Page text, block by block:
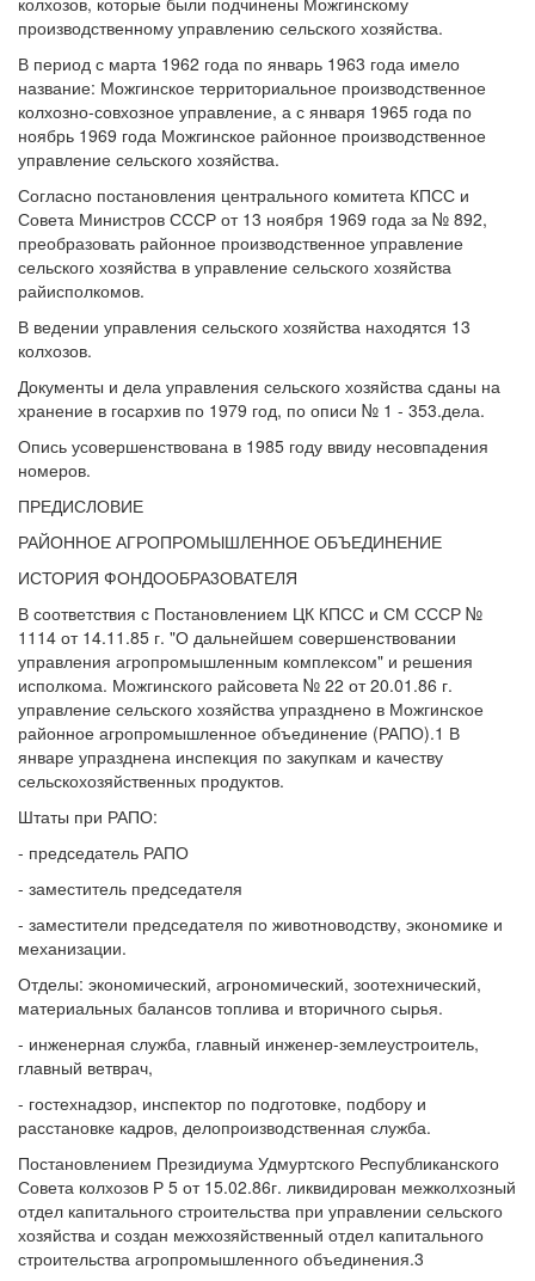
производственному управлению сельского хозяйства.
В период с марта 1962 года по январь 1963 года имело
название: Можгинское территориальное производственное
колхозно-совхозное управление, а с января 1965 года по
ноябрь 1969 года Можгинское районное производственное
управление сельского хозяйства.
Согласно постановления центрального комитета КПСС и
Совета Министров СССР от 13 ноября 1969 года за № 892,
преобразовать районное производственное управление
сельского хозяйства в управление сельского хозяйства
райисполкомов.
В ведении управления сельского хозяйства находятся 13
колхозов.
Документы и дела управления сельского хозяйства сданы на
хранение в госархив по 1979 год, по описи № 1 - 353.дела.
Опись усовершенствована в 1985 году ввиду несовпадения
номеров.
ПРЕДИСЛОВИЕ
РАЙОННОЕ АГРОПРОМЫШЛЕННОЕ ОБЪЕДИНЕНИЕ
ИСТОРИЯ ФОНДООБРА3ОВАТЕЛЯ
В соответствия с Постановлением ЦК КПСС и СМ СССР №
1114 от 14.11.85 г. "О дальнейшем совершенствовании
управления агропромышленным комплексом" и решения
исполкома. Можгинского райсовета № 22 от 20.01.86 г.
управление сельского хозяйства упразднено в Можгинское
районное агропромышленное объединение (РАПО).1 В
январе упразднена инспекция по закупкам и качеству
сельскохозяйственных продуктов.
Штаты при РАПО:
- председатель РАПО
- заместитель председателя
- заместители председателя по животноводству, экономике и
механизации.
Отделы: экономический, агрономический, зоотехнический,
материальных балансов топлива и вторичного сырья.
- инженерная служба, главный инженер-землеустроитель,
главный ветврач,
- гостехнадзор, инспектор по подготовке, подбору и
расстановке кадров, делопроизводственная служба.
Постановлением Президиума Удмуртского Республиканского
Совета колхозов Р 5 от 15.02.86г. ликвидирован межколхозный
отдел капитального строительства при управлении сельского
хозяйства и создан межхозяйственный отдел капитального
строительства агропромышленного объединения.3